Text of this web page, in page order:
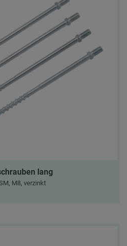
lang
M8, verzinkt